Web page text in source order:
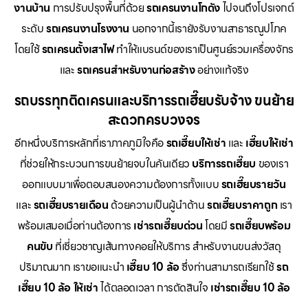
งานบ้าน การปรับปรุงพื้นที่ด้วยรถเครนงานโกดังไปจนถึงโปรเจกต์
ระดับรถเครนงานโรงงาน นอกจากนี้เรายังรับงานสาธารณูปโภค
โดยใช้รถเครนตั้งเสาไฟทำให้แบรนด์ของเราเป็นศูนย์รวมเครื่องจักร
และรถเครนสำหรับงานก่อสร้างอย่างแท้จริง
รถบรรทุกติดเครนและบริการรถเฮี๊ยบรับจ้าง ขนย้าย
สะดวกครบวงจร
อีกหนึ่งบริการหลักที่เราภาคภูมิใจคือรถเฮี๊ยบให้เช่า และ เฮี๊ยบให้เช่า
ที่ช่วยให้กระบวนการขนย้ายจบในคันเดียว บริการรถเฮี๊ยบ ของเรา
ออกแบบมาเพื่อตอบสนองความต้องการทั้งแบบรถเฮี๊ยบรายวัน
และรถเฮี๊ยบรายเดือน ด้วยความเป็นผู้นำด้านรถเฮี๊ยบราคาถูกเรา
พร้อมเสมอเมื่อท่านต้องการ เช่ารถเฮี๊ยบด่วนโดยมีรถเฮี๊ยบพร้อม
คนขับ ที่เชี่ยวชาญเส้นทางคอยให้บริการ สำหรับงานขนส่งวัสดุ
ปริมาณมาก เราขอแนะนำ เฮี๊ยบ 10 ล้อซึ่งท่านสามารถเรียกใช้รถ
เฮี๊ยบ 10 ล้อ ให้เช่าได้ตลอดเวลา การตัดสินใจ เช่ารถเฮี๊ยบ 10 ล้อ